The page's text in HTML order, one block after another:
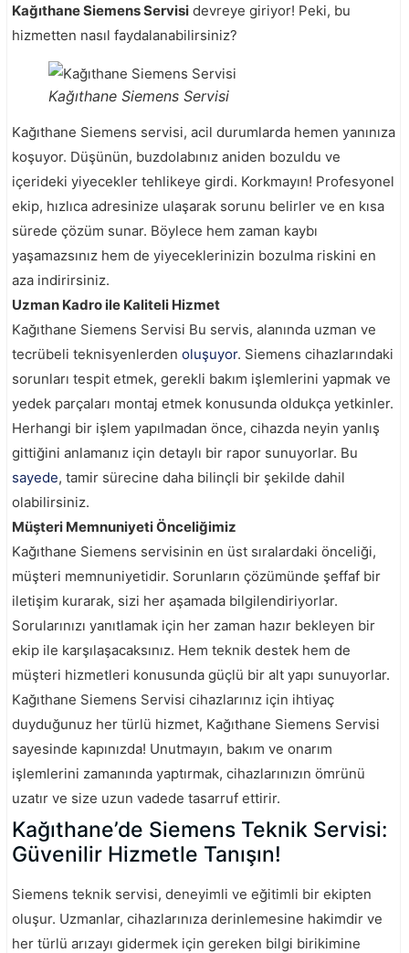
Kağıthane Siemens Servisi devreye giriyor! Peki, bu
hizmetten nasıl faydalanabilirsiniz?
Kağıthane Siemens Servisi
Kağıthane Siemens servisi, acil durumlarda hemen yanınıza
koşuyor. Düşünün, buzdolabınız aniden bozuldu ve
içerideki yiyecekler tehlikeye girdi. Korkmayın! Profesyonel
ekip, hızlıca adresinize ulaşarak sorunu belirler ve en kısa
sürede çözüm sunar. Böylece hem zaman kaybı
yaşamazsınız hem de yiyeceklerinizin bozulma riskini en
aza indirirsiniz.
Uzman Kadro ile Kaliteli Hizmet
Kağıthane Siemens Servisi Bu servis, alanında uzman ve
tecrübeli teknisyenlerden oluşuyor. Siemens cihazlarındaki
sorunları tespit etmek, gerekli bakım işlemlerini yapmak ve
yedek parçaları montaj etmek konusunda oldukça yetkinler.
Herhangi bir işlem yapılmadan önce, cihazda neyin yanlış
gittiğini anlamanız için detaylı bir rapor sunuyorlar. Bu
sayede, tamir sürecine daha bilinçli bir şekilde dahil
olabilirsiniz.
Müşteri Memnuniyeti Önceliğimiz
Kağıthane Siemens servisinin en üst sıralardaki önceliği,
müşteri memnuniyetidir. Sorunların çözümünde şeffaf bir
iletişim kurarak, sizi her aşamada bilgilendiriyorlar.
Sorularınızı yanıtlamak için her zaman hazır bekleyen bir
ekip ile karşılaşacaksınız. Hem teknik destek hem de
müşteri hizmetleri konusunda güçlü bir alt yapı sunuyorlar.
Kağıthane Siemens Servisi cihazlarınız için ihtiyaç
duyduğunuz her türlü hizmet, Kağıthane Siemens Servisi
sayesinde kapınızda! Unutmayın, bakım ve onarım
işlemlerini zamanında yaptırmak, cihazlarınızın ömrünü
uzatır ve size uzun vadede tasarruf ettirir.
Kağıthane’de Siemens Teknik Servisi:
Güvenilir Hizmetle Tanışın!
Siemens teknik servisi, deneyimli ve eğitimli bir ekipten
oluşur. Uzmanlar, cihazlarınıza derinlemesine hakimdir ve
her türlü arızayı gidermek için gereken bilgi birikimine